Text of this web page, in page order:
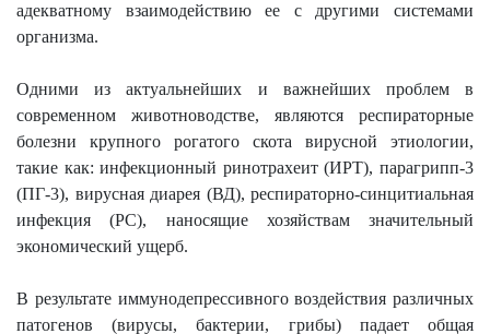
адекватному взаимодействию ее с другими системами
организма.
Одними из актуальнейших и важнейших проблем в
современном животноводстве, являются респираторные
болезни крупного рогатого скота вирусной этиологии,
такие как: инфекционный ринотрахеит (ИРТ), парагрипп-3
(ПГ-3), вирусная диарея (ВД), респираторно-синцитиальная
инфекция (РС), наносящие хозяйствам значительный
экономический ущерб.
В результате иммунодепрессивного воздействия различных
патогенов (вирусы, бактерии, грибы) падает общая